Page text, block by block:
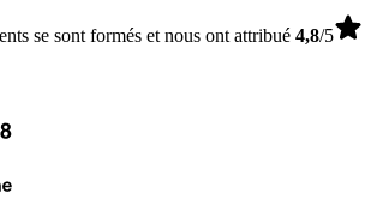
se sont formés et nous ont attribué 4,8/5